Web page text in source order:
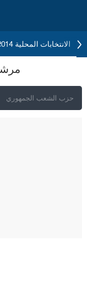
الانتخابات المحلية 2014
حزب الشعب الجمهوري